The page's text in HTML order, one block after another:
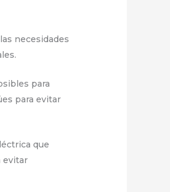
necesidades
para
para evitar
que
evitar